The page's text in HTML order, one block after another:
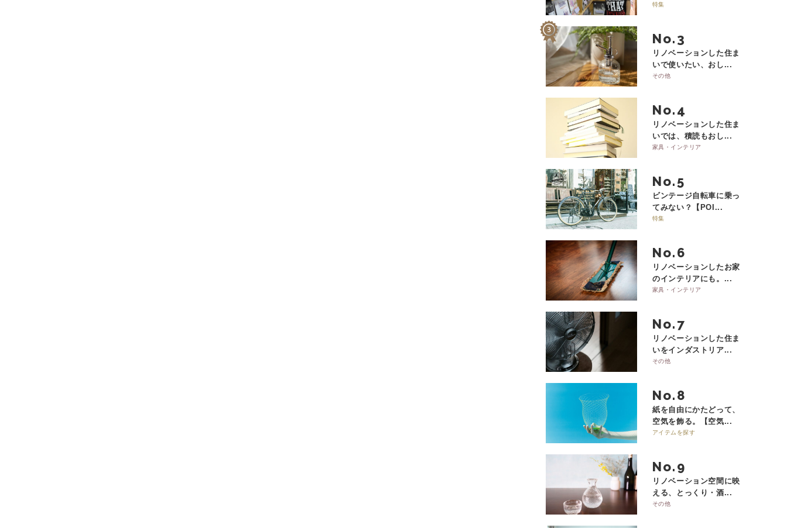
特集
No.
リノベーションした住ま
いで使いたい、おし...
その他
No.
リノベーションした住ま
いでは、積読もおし...
家具・インテリア
No.
ビンテージ自転車に乗っ
てみない？【POI...
特集
No.
リノベーションしたお家
のインテリアにも。...
家具・インテリア
No.
リノベーションした住ま
いをインダストリア...
その他
No.
紙を自由にかたどって、
空気を飾る。【空気...
アイテムを探す
No.
リノベーション空間に映
える、とっくり・酒...
その他